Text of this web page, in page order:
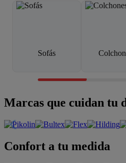
Sofás
Marcas que cuidan tu
Confort a tu medida